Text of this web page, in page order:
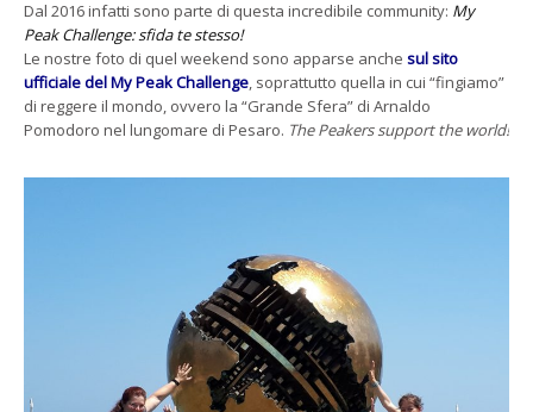
Dal 2016 infatti sono parte di questa incredibile community: My
Peak Challenge: sfida te stesso!
Le nostre foto di quel weekend sono apparse anche sul sito
ufficiale del My Peak Challenge , soprattutto quella in cui “fingiamo”
di reggere il mondo, ovvero la “Grande Sfera” di Arnaldo
Pomodoro nel lungomare di Pesaro. The Peakers support the world!